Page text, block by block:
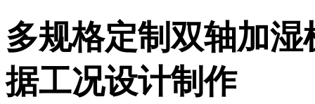
多规格定制双轴加
据工况设计制作